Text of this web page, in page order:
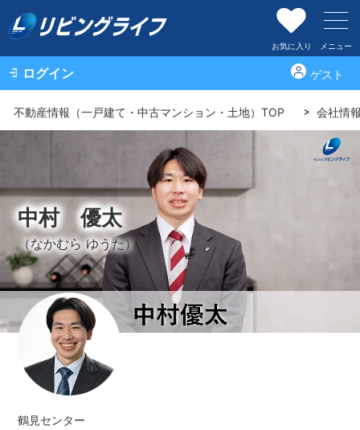
お気に入り メニュー
ログイン ゲスト
不動産情報（一戸建て・中古マンション・土地）TOP 会社情
中村 優太
（なかむら ゆうた）
鶴見センター